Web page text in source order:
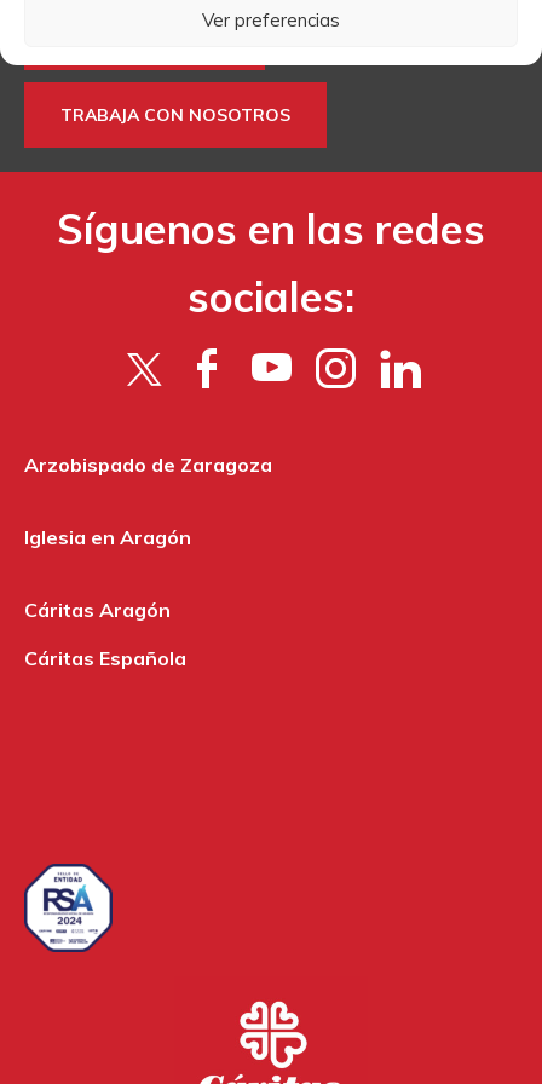
Ver preferencias
TRABAJA CON NOSOTROS
Síguenos en las redes
sociales:
Arzobispado de Zaragoza
Iglesia en Aragón
Cáritas Aragón
Cáritas Española